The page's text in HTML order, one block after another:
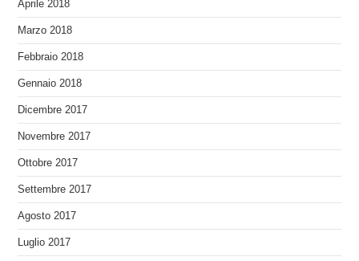
Aprile 2018
Marzo 2018
Febbraio 2018
Gennaio 2018
Dicembre 2017
Novembre 2017
Ottobre 2017
Settembre 2017
Agosto 2017
Luglio 2017